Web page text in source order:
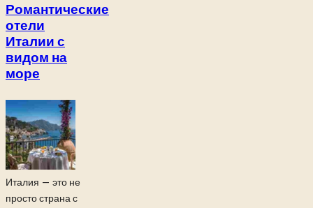
Романтические
отели
Италии с
видом на
море
Италия — это не
просто страна с